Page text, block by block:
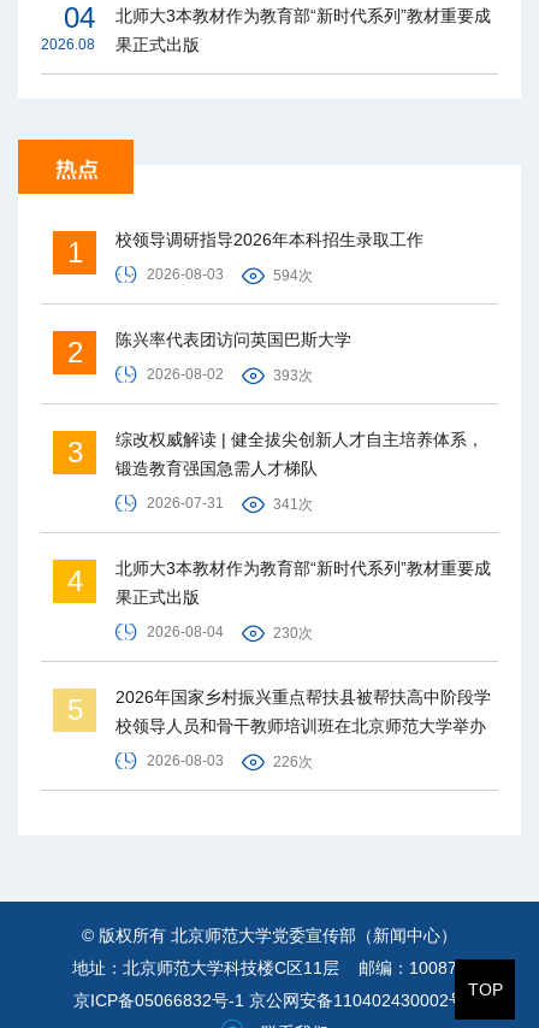
04
2026.08
北师大3本教材作为教育部“新时代系列”教材重要成
果正式出版
1 校领导调研指导2026年本科招生录取工作
2026-08-03 594次
2 陈兴率代表团访问英国巴斯大学
2026-08-02 393次
3
综改权威解读 | 健全拔尖创新人才自主培养体系，
锻造教育强国急需人才梯队
2026-07-31 341次
4
北师大3本教材作为教育部“新时代系列”教材重要成
果正式出版
2026-08-04 230次
5
2026年国家乡村振兴重点帮扶县被帮扶高中阶段学
校领导人员和骨干教师培训班在北京师范大学举办
2026-08-03 226次
TOP
© 版权所有 北京师范大学党委宣传部（新闻中心）
地址：北京师范大学科技楼C区11层 邮编：100875
京ICP备05066832号-1 京公网安备110402430002号